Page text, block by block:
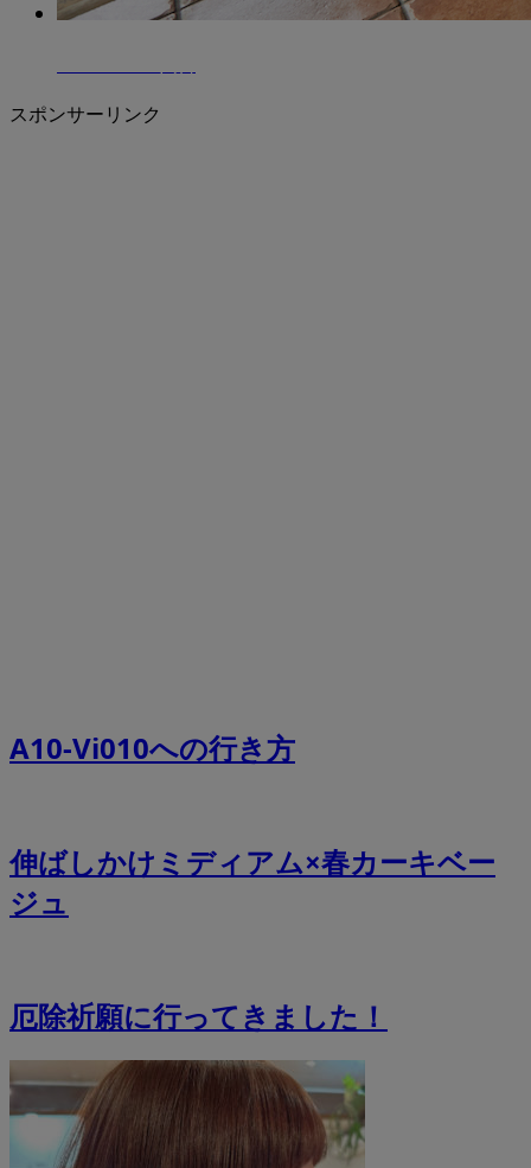
スポンサーリンク
A10-Vi010への行き方
伸ばしかけミディアム×春カーキベー
ジュ
厄除祈願に行ってきました！